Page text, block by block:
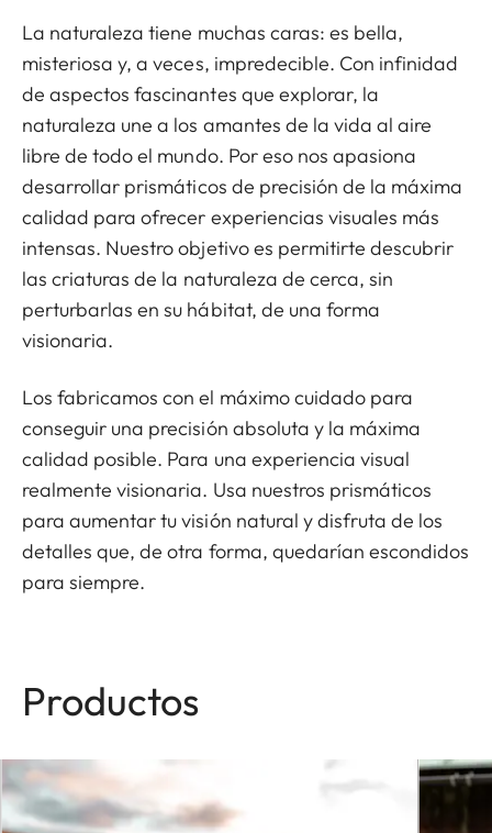
La naturaleza tiene muchas caras: es bella,
misteriosa y, a veces, impredecible. Con infinidad
de aspectos fascinantes que explorar, la
naturaleza une a los amantes de la vida al aire
libre de todo el mundo. Por eso nos apasiona
desarrollar prismáticos de precisión de la máxima
calidad para ofrecer experiencias visuales más
intensas. Nuestro objetivo es permitirte descubrir
las criaturas de la naturaleza de cerca, sin
perturbarlas en su hábitat, de una forma
visionaria.
Los fabricamos con el máximo cuidado para
conseguir una precisión absoluta y la máxima
calidad posible. Para una experiencia visual
realmente visionaria. Usa nuestros prismáticos
para aumentar tu visión natural y disfruta de los
detalles que, de otra forma, quedarían escondidos
para siempre.
Productos